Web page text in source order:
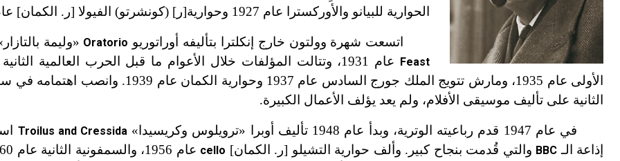
الحوارية للبيانو والأوركسترا عام 1927 وحوارية[ر] (كونشرتو) الفيولا [ر. الكمان] عام 1929.
اتسعت شهرة وولتون خارج إنكلترا بتأليفه أوراتوريو Oratorio «وليمة
Feast
عام 1931، وتتالت المؤلفات خلال الأعوام ما قبل الحرب العالمية
الأولى عام 1935، ومارش تتويج الملك جورج السادس عام 1937 وحوارية
الثانية على تأليف موسيقى الأفلام، ولم يعد يؤلف الأعمال الكبيرة.
في عام 1947 قدم رباعيته الوترية، وبدأ عام 1948 تأليف أوبرا «ترويلوس وكريسيدا» Troilus and Cressida
إذاعة الـ BBC والتي قُدمت بنجاح كبير. وألف حوارية التشيلو [ر. الكمان] cello